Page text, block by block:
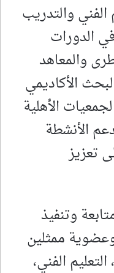
الفني والتدريب
الدورات
والمعاهد
الأكاديمي
الأهلية
الأنشطة
تعزيز
وتنفيذ
ممثلين
الفني،